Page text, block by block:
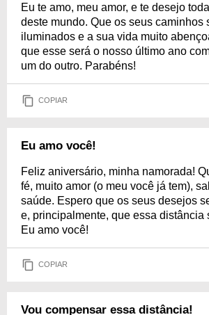
Eu te amo, meu amor, e te desejo
deste mundo. Que os seus caminhos
iluminados e a sua vida muito
que esse será o nosso último ano
um do outro. Parabéns!
COPIAR
Eu amo você!
Feliz aniversário, minha namorada!
fé, muito amor (o meu você já tem),
saúde. Espero que os seus desejos
e, principalmente, que essa distância
Eu amo você!
COPIAR
Vou compensar essa distância!